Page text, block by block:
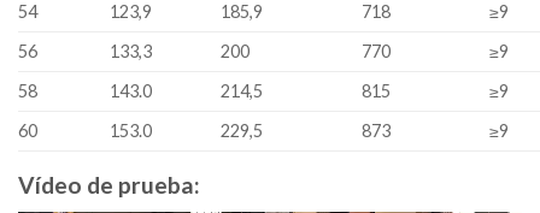
54
123,9 185,9 718
≥9
56
133,3 200 770
≥9
58
143.0 214,5 815
≥9
60
153.0 229,5 873 ≥9
Vídeo de prueba: